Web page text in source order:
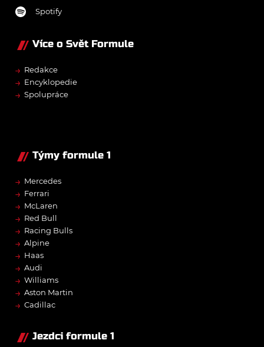
Spotify
Více o Svět Formule
→ Redakce
→ Encyklopedie
→ Spolupráce
Týmy formule 1
→ Mercedes
→ Ferrari
→ McLaren
→ Red Bull
→ Racing Bulls
→ Alpine
→ Haas
→ Audi
→ Williams
→ Aston Martin
→ Cadillac
Jezdci formule 1